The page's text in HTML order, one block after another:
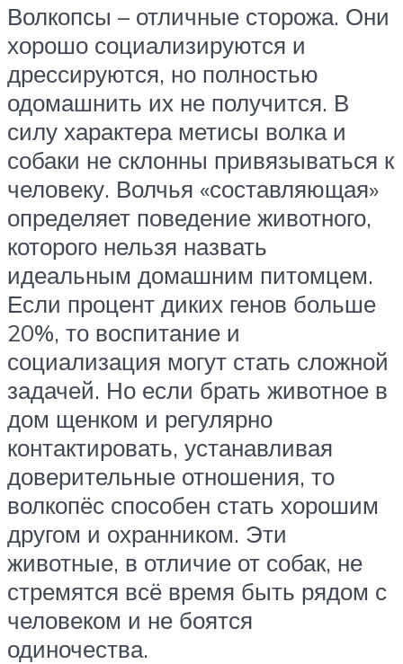
Волкопсы – отличные сторожа. Они
хорошо социализируются и
дрессируются, но полностью
одомашнить их не получится. В
силу характера метисы волка и
собаки не склонны привязываться к
человеку. Волчья «составляющая»
определяет поведение животного,
которого нельзя назвать
идеальным домашним питомцем.
Если процент диких генов больше
20%, то воспитание и
социализация могут стать сложной
задачей. Но если брать животное в
дом щенком и регулярно
контактировать, устанавливая
доверительные отношения, то
волкопёс способен стать хорошим
другом и охранником. Эти
животные, в отличие от собак, не
стремятся всё время быть рядом с
человеком и не боятся
одиночества.